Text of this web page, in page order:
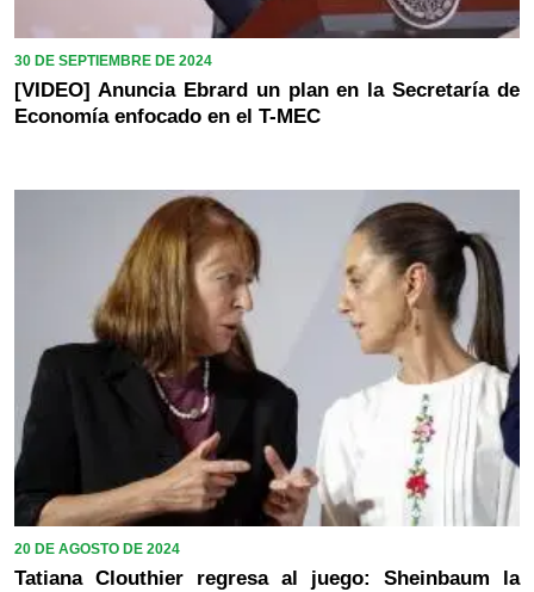
30 DE SEPTIEMBRE DE 2024
[VIDEO] Anuncia Ebrard un plan en la Secretaría de
Economía enfocado en el T-MEC
20 DE AGOSTO DE 2024
Tatiana Clouthier regresa al juego: Sheinbaum la